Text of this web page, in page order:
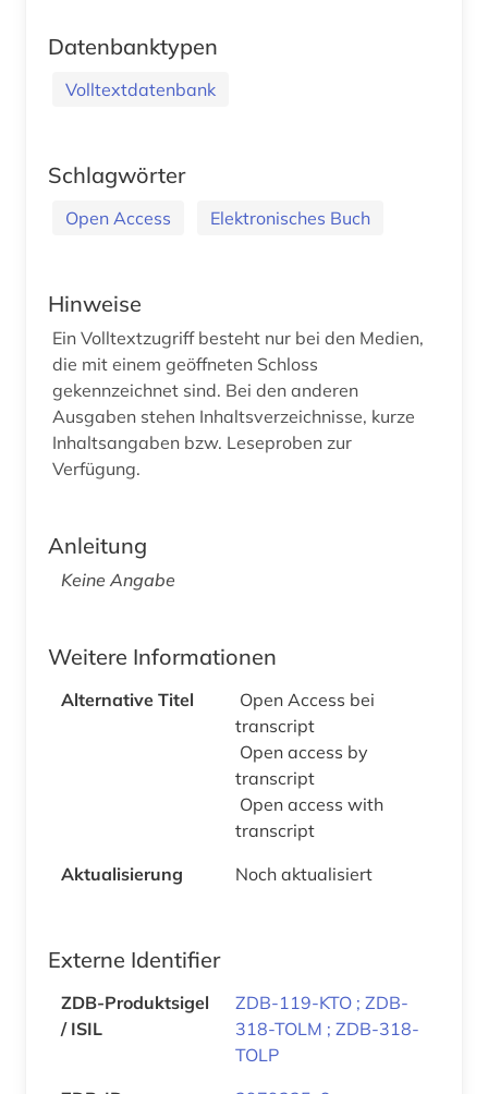
Datenbanktypen
Volltextdatenbank
Schlagwörter
Open Access Elektronisches Buch
Hinweise
Ein Volltextzugriff besteht nur bei den Medien,
die mit einem geöffneten Schloss
gekennzeichnet sind. Bei den anderen
Ausgaben stehen Inhaltsverzeichnisse, kurze
Inhaltsangaben bzw. Leseproben zur
Verfügung.
Anleitung
Keine Angabe
Weitere Informationen
Alternative Titel
Open Access bei
transcript
Open access by
transcript
Open access with
transcript
Aktualisierung
Noch aktualisiert
Externe Identifier
ZDB-Produktsigel
/ ISIL
ZDB-119-KTO ; ZDB-
318-TOLM ; ZDB-318-
TOLP